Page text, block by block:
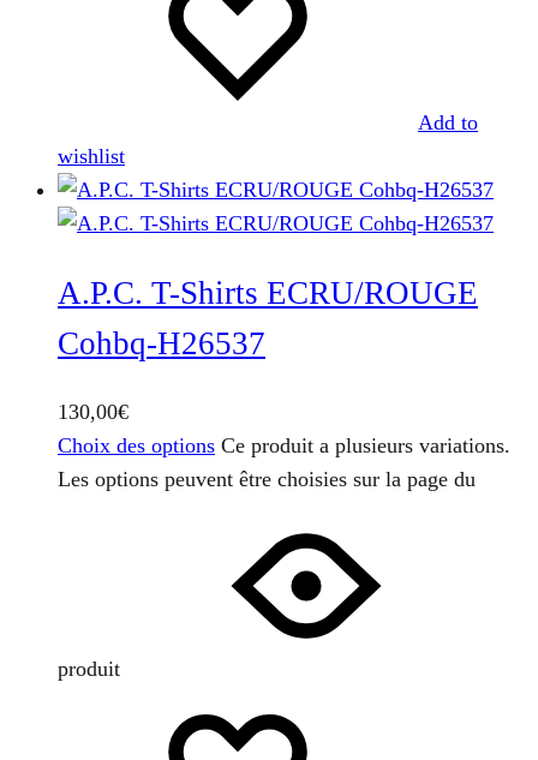
Add to
wishlist
A.P.C. T-Shirts ECRU/ROUGE
Cohbq-H26537
130,00€
Choix des options Ce produit a plusieurs variations.
Les options peuvent être choisies sur la page du
produit